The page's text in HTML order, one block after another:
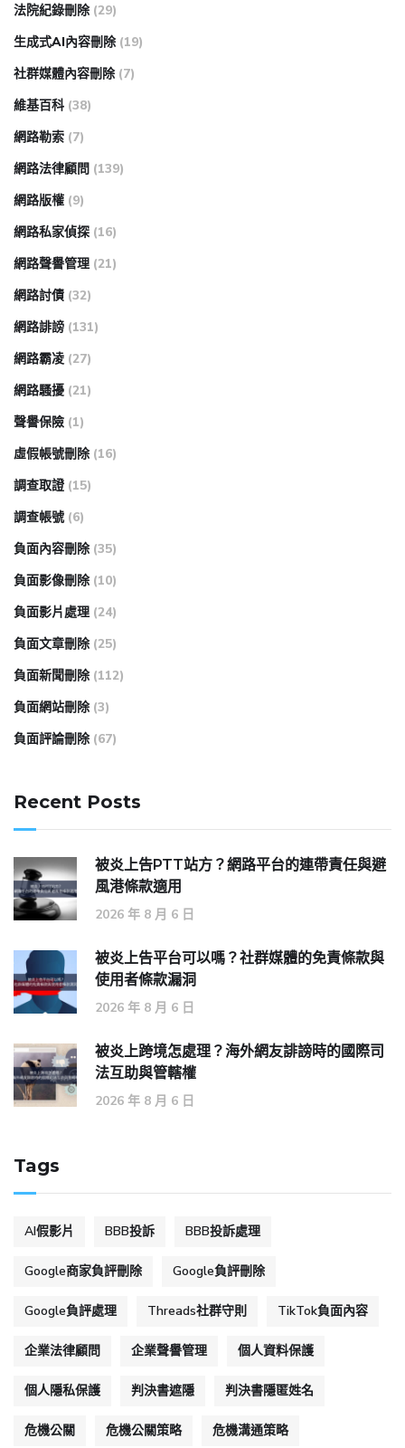
法院紀錄刪除 (29)
生成式AI內容刪除 (19)
社群媒體內容刪除 (7)
維基百科 (38)
網路勒索 (7)
網路法律顧問 (139)
網路版權 (9)
網路私家偵探 (16)
網路聲譽管理 (21)
網路討債 (32)
網路誹謗 (131)
網路霸凌 (27)
網路騷擾 (21)
聲譽保險 (1)
虛假帳號刪除 (16)
調查取證 (15)
調查帳號 (6)
負面內容刪除 (35)
負面影像刪除 (10)
負面影片處理 (24)
負面文章刪除 (25)
負面新聞刪除 (112)
負面網站刪除 (3)
負面評論刪除 (67)
Recent Posts
被炎上告PTT站方？網路平台的連帶責任與避
風港條款適用
2026 年 8 月 6 日
被炎上告平台可以嗎？社群媒體的免責條款與
使用者條款漏洞
2026 年 8 月 6 日
被炎上跨境怎處理？海外網友誹謗時的國際司
法互助與管轄權
2026 年 8 月 6 日
Tags
AI假影片 BBB投訴 BBB投訴處理
Google商家負評刪除 Google負評刪除
Google負評處理 Threads社群守則 TikTok負面內容
企業法律顧問 企業聲譽管理 個人資料保護
個人隱私保護 判決書遮隱 判決書隱匿姓名
危機公關 危機公關策略 危機溝通策略